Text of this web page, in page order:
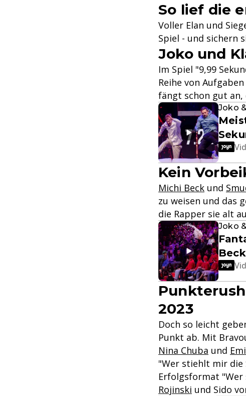
So lief die
Voller Elan und
Spiel - und sichern
Joko und
Im Spiel "9,99
Reihe von
fängt schon gut an,
Joko
Kein
Michi Beck und
zu weisen und das
die Rapper sie alt
Joko
Beck
2023
Doch so leicht
Punkt ab. Mit
Nina Chuba und
"Wer stiehlt mir die
Erfolgsformat "Wer
Rojinski und Sido